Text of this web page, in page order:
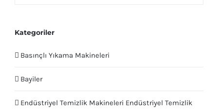
Kategoriler
Basınçlı Yıkama Makineleri
Bayiler
Endüstriyel Temizlik Makineleri Endüstriyel Temizlik